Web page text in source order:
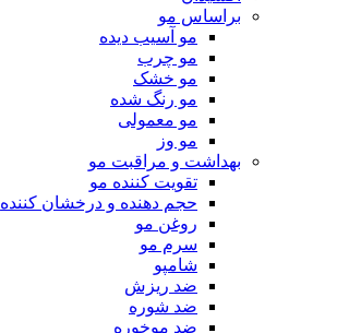
براساس مو
مو آسیب دیده
مو چرب
مو خشک
مو رنگ شده
مو معمولی
مو وز
بهداشت و مراقبت مو
تقویت کننده مو
حجم دهنده و درخشان کننده
روغن مو
سرم مو
شامپو
ضد ریزش
ضد شوره
ضد موخوره